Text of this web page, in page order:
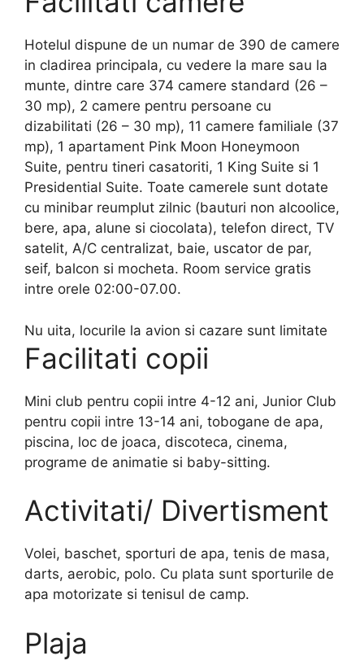
Hotelul dispune de un numar de 390 de camere
in cladirea principala, cu vedere la mare sau la
munte, dintre care 374 camere standard (26 –
30 mp), 2 camere pentru persoane cu
dizabilitati (26 – 30 mp), 11 camere familiale (37
mp), 1 apartament Pink Moon Honeymoon
Suite, pentru tineri casatoriti, 1 King Suite si 1
Presidential Suite. Toate camerele sunt dotate
cu minibar reumplut zilnic (bauturi non alcoolice,
bere, apa, alune si ciocolata), telefon direct, TV
satelit, A/C centralizat, baie, uscator de par,
seif, balcon si mocheta. Room service gratis
intre orele 02:00-07.00.
Nu uita, locurile la avion si cazare sunt limitate
Facilitati copii
Mini club pentru copii intre 4-12 ani, Junior Club
pentru copii intre 13-14 ani, tobogane de apa,
piscina, loc de joaca, discoteca, cinema,
programe de animatie si baby-sitting.
Activitati/ Divertisment
Volei, baschet, sporturi de apa, tenis de masa,
darts, aerobic, polo. Cu plata sunt sporturile de
apa motorizate si tenisul de camp.
Plaja